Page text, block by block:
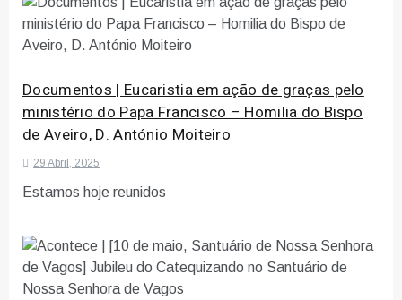
Documentos | Eucaristia em ação de graças pelo
ministério do Papa Francisco – Homilia do Bispo
de Aveiro, D. António Moiteiro
29 Abril, 2025
Estamos hoje reunidos